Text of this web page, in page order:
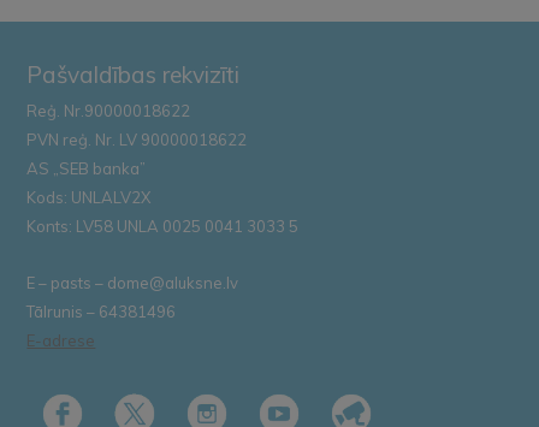
Pašvaldības rekvizīti
Reģ. Nr.90000018622
PVN reģ. Nr. LV 90000018622
AS „SEB banka”
Kods: UNLALV2X
Konts: LV58 UNLA 0025 0041 3033 5
E – pasts – dome@aluksne.lv
Tālrunis – 64381496
E-adrese